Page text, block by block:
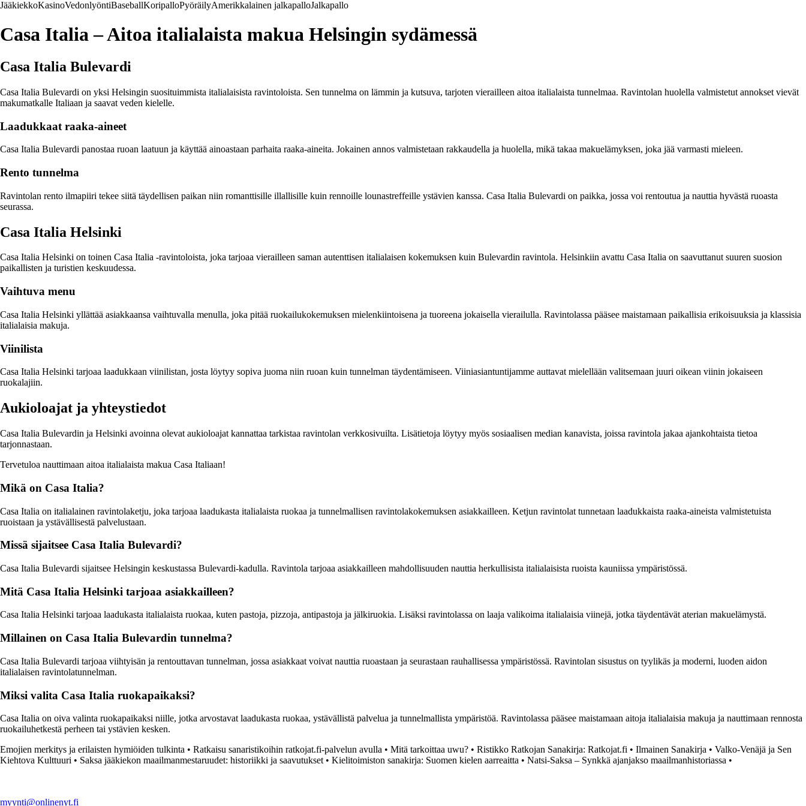
JääkiekkoKasinoVedonlyöntiBaseballKoripalloPyöräilyAmerikkalainen jalkapalloJalkapallo
Casa Italia – Aitoa italialaista makua Helsingin sydämessä
Casa Italia Bulevardi
Casa Italia Bulevardi on yksi Helsingin suosituimmista italialaisista ravintoloista. Sen tunnelma on lämmin ja kutsuva, tarjoten vierailleen aitoa italialaista tunnelmaa. Ravintolan huolella valmistetut annokset vievät
makumatkalle Italiaan ja saavat veden kielelle.
Laadukkaat raaka-aineet
Casa Italia Bulevardi panostaa ruoan laatuun ja käyttää ainoastaan parhaita raaka-aineita. Jokainen annos valmistetaan rakkaudella ja huolella, mikä takaa makuelämyksen, joka jää varmasti mieleen.
Rento tunnelma
Ravintolan rento ilmapiiri tekee siitä täydellisen paikan niin romanttisille illallisille kuin rennoille lounastreffeille ystävien kanssa. Casa Italia Bulevardi on paikka, jossa voi rentoutua ja nauttia hyvästä ruoasta
seurassa.
Casa Italia Helsinki
Casa Italia Helsinki on toinen Casa Italia -ravintoloista, joka tarjoaa vierailleen saman autenttisen italialaisen kokemuksen kuin Bulevardin ravintola. Helsinkiin avattu Casa Italia on saavuttanut suuren suosion
paikallisten ja turistien keskuudessa.
Vaihtuva menu
Casa Italia Helsinki yllättää asiakkaansa vaihtuvalla menulla, joka pitää ruokailukokemuksen mielenkiintoisena ja tuoreena jokaisella vierailulla. Ravintolassa pääsee maistamaan paikallisia erikoisuuksia ja klassisia
italialaisia makuja.
Viinilista
Casa Italia Helsinki tarjoaa laadukkaan viinilistan, josta löytyy sopiva juoma niin ruoan kuin tunnelman täydentämiseen. Viiniasiantuntijamme auttavat mielellään valitsemaan juuri oikean viinin jokaiseen
ruokalajiin.
Aukioloajat ja yhteystiedot
Casa Italia Bulevardin ja Helsinki avoinna olevat aukioloajat kannattaa tarkistaa ravintolan verkkosivuilta. Lisätietoja löytyy myös sosiaalisen median kanavista, joissa ravintola jakaa ajankohtaista tietoa
tarjonnastaan.
Tervetuloa nauttimaan aitoa italialaista makua Casa Italiaan!
Mikä on Casa Italia?
Casa Italia on italialainen ravintolaketju, joka tarjoaa laadukasta italialaista ruokaa ja tunnelmallisen ravintolakokemuksen asiakkailleen. Ketjun ravintolat tunnetaan laadukkaista raaka-aineista valmistetuista
ruoistaan ja ystävällisestä palvelustaan.
Missä sijaitsee Casa Italia Bulevardi?
Casa Italia Bulevardi sijaitsee Helsingin keskustassa Bulevardi-kadulla. Ravintola tarjoaa asiakkailleen mahdollisuuden nauttia herkullisista italialaisista ruoista kauniissa ympäristössä.
Mitä Casa Italia Helsinki tarjoaa asiakkailleen?
Casa Italia Helsinki tarjoaa laadukasta italialaista ruokaa, kuten pastoja, pizzoja, antipastoja ja jälkiruokia. Lisäksi ravintolassa on laaja valikoima italialaisia viinejä, jotka täydentävät aterian makuelämystä.
Millainen on Casa Italia Bulevardin tunnelma?
Casa Italia Bulevardi tarjoaa viihtyisän ja rentouttavan tunnelman, jossa asiakkaat voivat nauttia ruoastaan ja seurastaan rauhallisessa ympäristössä. Ravintolan sisustus on tyylikäs ja moderni, luoden aidon
italialaisen ravintolatunnelman.
Miksi valita Casa Italia ruokapaikaksi?
Casa Italia on oiva valinta ruokapaikaksi niille, jotka arvostavat laadukasta ruokaa, ystävällistä palvelua ja tunnelmallista ympäristöä. Ravintolassa pääsee maistamaan aitoja italialaisia makuja ja nauttimaan rennosta
ruokailuhetkestä perheen tai ystävien kesken.
Emojien merkitys ja erilaisten hymiöiden tulkinta • Ratkaisu sanaristikoihin ratkojat.fi-palvelun avulla • Mitä tarkoittaa uwu? • Ristikko Ratkojan Sanakirja: Ratkojat.fi • Ilmainen Sanakirja • Valko-Venäjä ja Sen
Kiehtova Kulttuuri • Saksa jääkiekon maailmanmestaruudet: historiikki ja saavutukset • Kielitoimiston sanakirja: Suomen kielen aarreaitta • Natsi-Saksa – Synkkä ajanjakso maailmanhistoriassa •
myynti@onlinenyt.fi